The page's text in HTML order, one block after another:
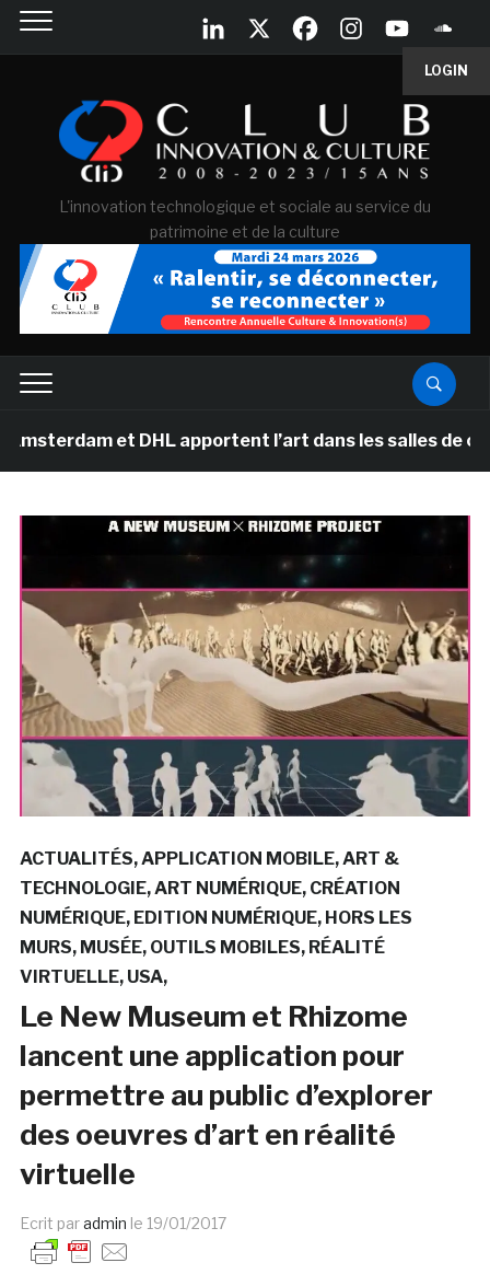
LOGIN
L'innovation technologique et sociale au service du
patrimoine et de la culture
et DHL apportent l’art dans les salles de classe des
ACTUALITÉS APPLICATION MOBILE ART &
TECHNOLOGIE ART NUMÉRIQUE CRÉATION
NUMÉRIQUE EDITION NUMÉRIQUE HORS LES
MURS MUSÉE OUTILS MOBILES RÉALITÉ
VIRTUELLE USA
Le New Museum et Rhizome
lancent une application pour
permettre au public d’explorer
des oeuvres d’art en réalité
virtuelle
Ecrit paradmin le 19/01/2017